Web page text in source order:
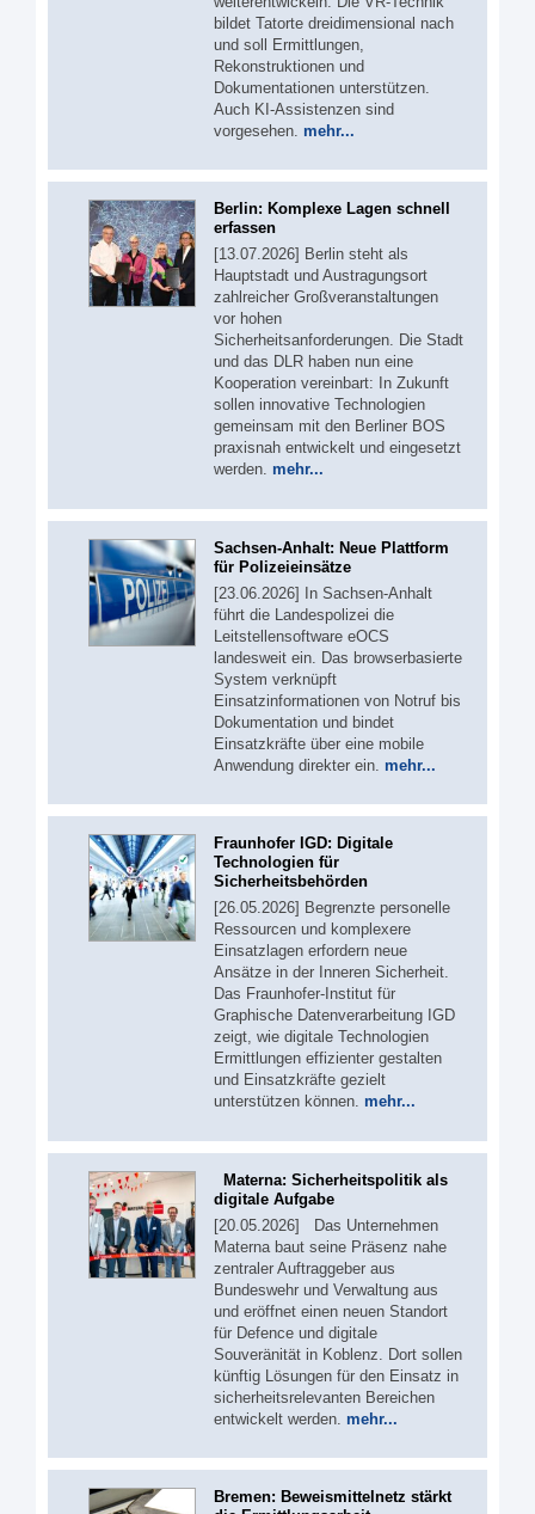
bildet Tatorte dreidimensional nach
und soll Ermittlungen,
Rekonstruktionen und
Dokumentationen unterstützen.
Auch KI-Assistenzen sind
vorgesehen. mehr...
Berlin: Komplexe Lagen schnell
erfassen
[13.07.2026] Berlin steht als
Hauptstadt und Austragungsort
zahlreicher Großveranstaltungen
vor hohen
Sicherheitsanforderungen. Die Stadt
und das DLR haben nun eine
Kooperation vereinbart: In Zukunft
sollen innovative Technologien
gemeinsam mit den Berliner BOS
praxisnah entwickelt und eingesetzt
werden. mehr...
Sachsen-Anhalt: Neue Plattform
für Polizeieinsätze
[23.06.2026] In Sachsen-Anhalt
führt die Landespolizei die
Leitstellensoftware eOCS
landesweit ein. Das browserbasierte
System verknüpft
Einsatzinformationen von Notruf bis
Dokumentation und bindet
Einsatzkräfte über eine mobile
Anwendung direkter ein. mehr...
Fraunhofer IGD: Digitale
Technologien für
Sicherheitsbehörden
[26.05.2026] Begrenzte personelle
Ressourcen und komplexere
Einsatzlagen erfordern neue
Ansätze in der Inneren Sicherheit.
Das Fraunhofer-Institut für
Graphische Datenverarbeitung IGD
zeigt, wie digitale Technologien
Ermittlungen effizienter gestalten
und Einsatzkräfte gezielt
unterstützen können. mehr...
Materna: Sicherheitspolitik als
digitale Aufgabe
[20.05.2026] Das Unternehmen
Materna baut seine Präsenz nahe
zentraler Auftraggeber aus
Bundeswehr und Verwaltung aus
und eröffnet einen neuen Standort
für Defence und digitale
Souveränität in Koblenz. Dort sollen
künftig Lösungen für den Einsatz in
sicherheitsrelevanten Bereichen
entwickelt werden. mehr...
Bremen: Beweismittelnetz stärkt